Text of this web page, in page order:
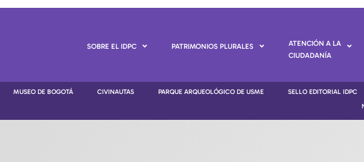
SOBRE EL IDPC PATRIMONIOS PLURALES
ATENCIÓN A LA
CIUDADANÍA
MUSEO DE BOGOTÁ CIVINAUTAS PARQUE ARQUEOLÓGICO DE USME SELLO EDITORIAL IDPC